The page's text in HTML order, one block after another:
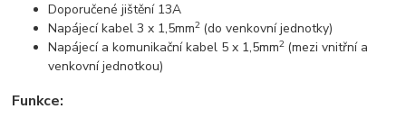
Doporučené jištění 13A
Napájecí kabel 3 x 1,5mm2 (do venkovní jednotky)
Napájecí a komunikační kabel 5 x 1,5mm2 (mezi vnitřní a
venkovní jednotkou)
Funkce: